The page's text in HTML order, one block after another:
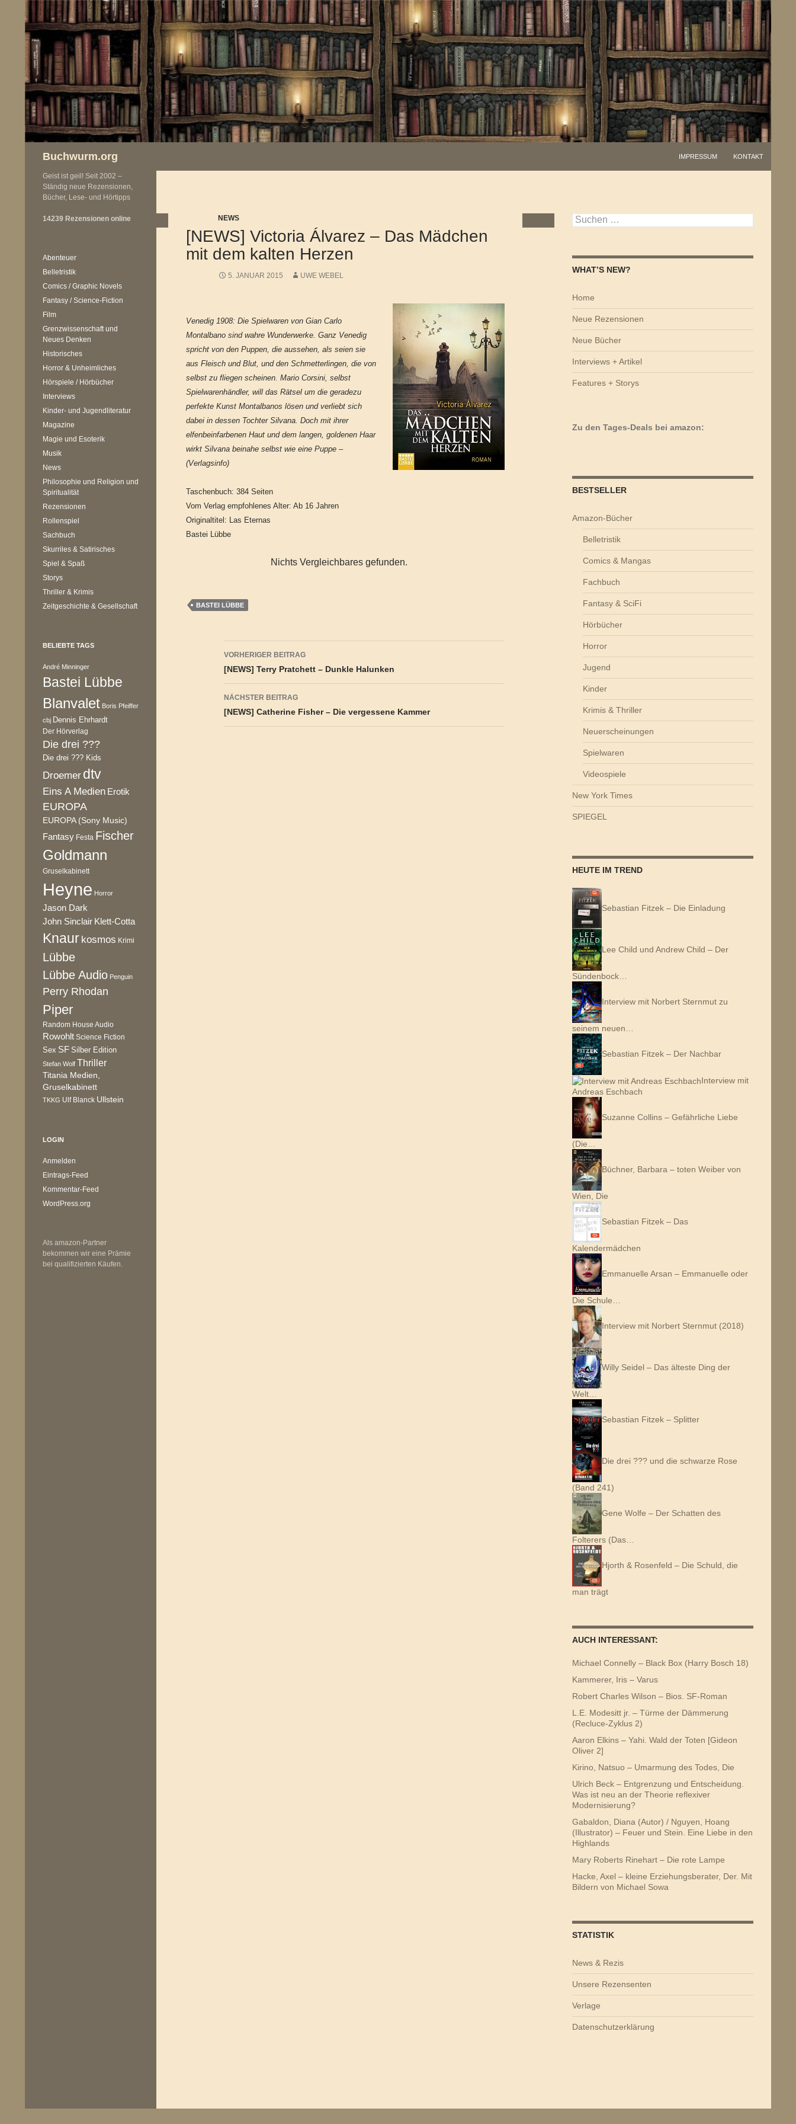
springen
Buchwurm.org IMPRESSUM KONTAKT
NEWS
[NEWS] Victoria Álvarez – Das Mädchen
mit dem kalten Herzen
5. JANUAR 2015 UWE WEBEL
Venedig 1908: Die Spielwaren von Gian Carlo
Montalbano sind wahre Wunderwerke. Ganz Venedig
spricht von den Puppen, die aussehen, als seien sie
aus Fleisch und Blut, und den Schmetterlingen, die von
selbst zu fliegen scheinen. Mario Corsini, selbst
Spielwarenhändler, will das Rätsel um die geradezu
perfekte Kunst Montalbanos lösen und verliebt sich
dabei in dessen Tochter Silvana. Doch mit ihrer
elfenbeinfarbenen Haut und dem langen, goldenen Haar
wirkt Silvana beinahe selbst wie eine Puppe –
(Verlagsinfo)
Taschenbuch: 384 Seiten
Vom Verlag empfohlenes Alter: Ab 16 Jahren
Originaltitel: Las Eternas
Bastei Lübbe
Nichts Vergleichbares gefunden.
BASTEI LÜBBE
Beitragsnavigation
VORHERIGER BEITRAG
[NEWS] Terry Pratchett – Dunkle Halunken
NÄCHSTER BEITRAG
[NEWS] Catherine Fisher – Die vergessene Kammer
Suchen
nach:
WHAT’S NEW?
Home
Neue Rezensionen
Neue Bücher
Interviews + Artikel
Features + Storys
Zu den Tages-Deals bei amazon:
BESTSELLER
Amazon-Bücher
Belletristik
Comics & Mangas
Fachbuch
Fantasy & SciFi
Hörbücher
Horror
Jugend
Kinder
Krimis & Thriller
Neuerscheinungen
Spielwaren
Videospiele
New York Times
SPIEGEL
HEUTE IM TREND
Sebastian Fitzek – Die Einladung
Lee Child und Andrew Child – Der
Sündenbock…
Interview mit Norbert Sternmut zu
seinem neuen…
Sebastian Fitzek – Der Nachbar
Interview mit
Andreas Eschbach
Suzanne Collins – Gefährliche Liebe
(Die…
Büchner, Barbara – toten Weiber von
Wien, Die
Sebastian Fitzek – Das
Kalendermädchen
Emmanuelle Arsan – Emmanuelle oder
Die Schule…
Interview mit Norbert Sternmut (2018)
Willy Seidel – Das älteste Ding der
Welt…
Sebastian Fitzek – Splitter
Die drei ??? und die schwarze Rose
(Band 241)
Gene Wolfe – Der Schatten des
Folterers (Das…
Hjorth & Rosenfeld – Die Schuld, die
man trägt
AUCH INTERESSANT:
Michael Connelly – Black Box (Harry Bosch 18)
Kammerer, Iris – Varus
Robert Charles Wilson – Bios. SF-Roman
L.E. Modesitt jr. – Türme der Dämmerung
(Recluce-Zyklus 2)
Aaron Elkins – Yahi. Wald der Toten [Gideon
Oliver 2]
Kirino, Natsuo – Umarmung des Todes, Die
Ulrich Beck – Entgrenzung und Entscheidung.
Was ist neu an der Theorie reflexiver
Modernisierung?
Gabaldon, Diana (Autor) / Nguyen, Hoang
(Illustrator) – Feuer und Stein. Eine Liebe in den
Highlands
Mary Roberts Rinehart – Die rote Lampe
Hacke, Axel – kleine Erziehungsberater, Der. Mit
Bildern von Michael Sowa
STATISTIK
News & Rezis
Unsere Rezensenten
Verlage
Datenschutzerklärung
Geist ist geil! Seit 2002 –
Ständig neue Rezensionen,
Bücher, Lese- und Hörtipps
14239 Rezensionen online
Abenteuer
Belletristik
Comics / Graphic Novels
Fantasy / Science-Fiction
Film
Grenzwissenschaft und
Neues Denken
Historisches
Horror & Unheimliches
Hörspiele / Hörbücher
Interviews
Kinder- und Jugendliteratur
Magazine
Magie und Esoterik
Musik
News
Philosophie und Religion und
Spiritualität
Rezensionen
Rollenspiel
Sachbuch
Skurriles & Satirisches
Spiel & Spaß
Storys
Thriller & Krimis
Zeitgeschichte & Gesellschaft
BELIEBTE TAGS
André Minninger
Bastei Lübbe
Blanvalet Boris Pfeiffer
cbj Dennis Ehrhardt
Der Hörverlag
Die drei ???
Die drei ??? Kids
Droemer dtv
Eins A Medien Erotik
EUROPA
EUROPA (Sony Music)
Fantasy Festa Fischer
Goldmann
Gruselkabinett
Heyne Horror
Jason Dark
John Sinclair Klett-Cotta
Knaur kosmos Krimi
Lübbe
Lübbe Audio Penguin
Perry Rhodan
Piper
Random House Audio
Rowohlt Science Fiction
Sex SF Silber Edition
Stefan Wolf Thriller
Titania Medien,
Gruselkabinett
TKKG Ulf Blanck Ullstein
LOGIN
Anmelden
Eintrags-Feed
Kommentar-Feed
WordPress.org
Als amazon-Partner
bekommen wir eine Prämie
bei qualifizierten Käufen.